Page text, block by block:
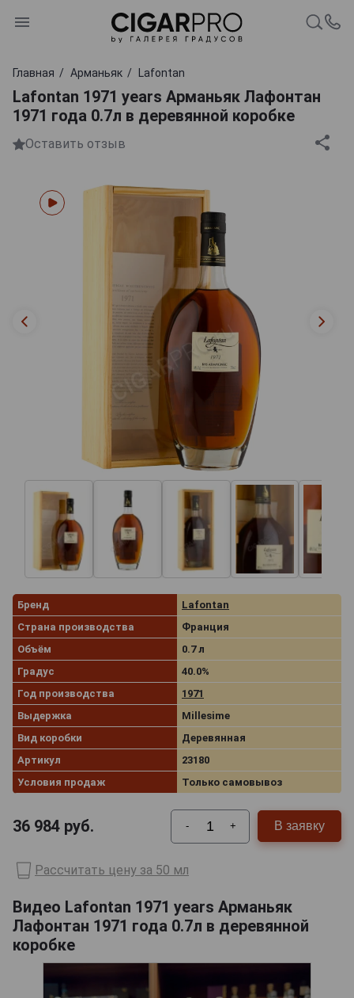
Главная Арманьяк Lafontan
Lafontan 1971 years Арманьяк Лафонтан
1971 года 0.7л в деревянной коробке
Оставить отзыв
Бренд
Lafontan
Страна производства
Франция
Объём
0.7 л
Градус
40.0%
Год производства
1971
Выдержка
Millesime
Вид коробки
Деревянная
Артикул
23180
Условия продаж
Только самовывоз
36 984 руб. - + В заявку
Рассчитать цену за 50 мл
Видео Lafontan 1971 years Арманьяк
Лафонтан 1971 года 0.7л в деревянной
коробке